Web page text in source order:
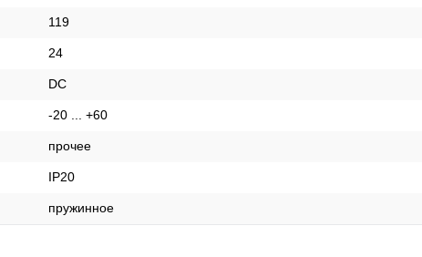
119
24
DC
-20 ... +60
прочее
IP20
пружинное